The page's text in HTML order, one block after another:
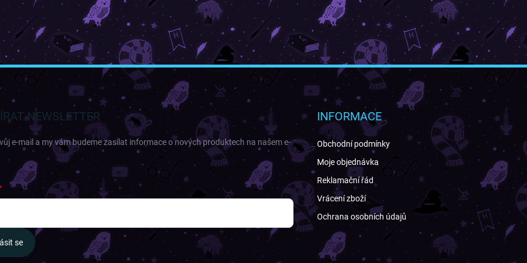
NEWSLETTER
e-mail a my vám budeme zasílat informace o nových produktech na našem e-
se
INFORMACE
Obchodní podmínky
Moje objednávka
Reklamační řád
Vrácení zboží
Ochrana osobních údajů